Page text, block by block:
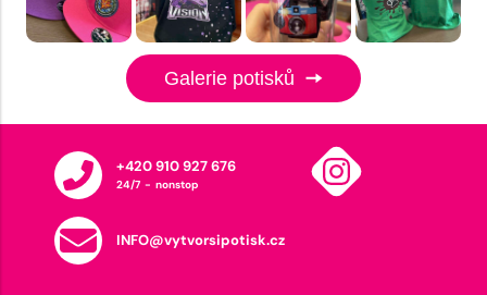
Galerie potisků
+420 910 927 676
24/7 - nonstop
INFO@vytvorsipotisk.cz